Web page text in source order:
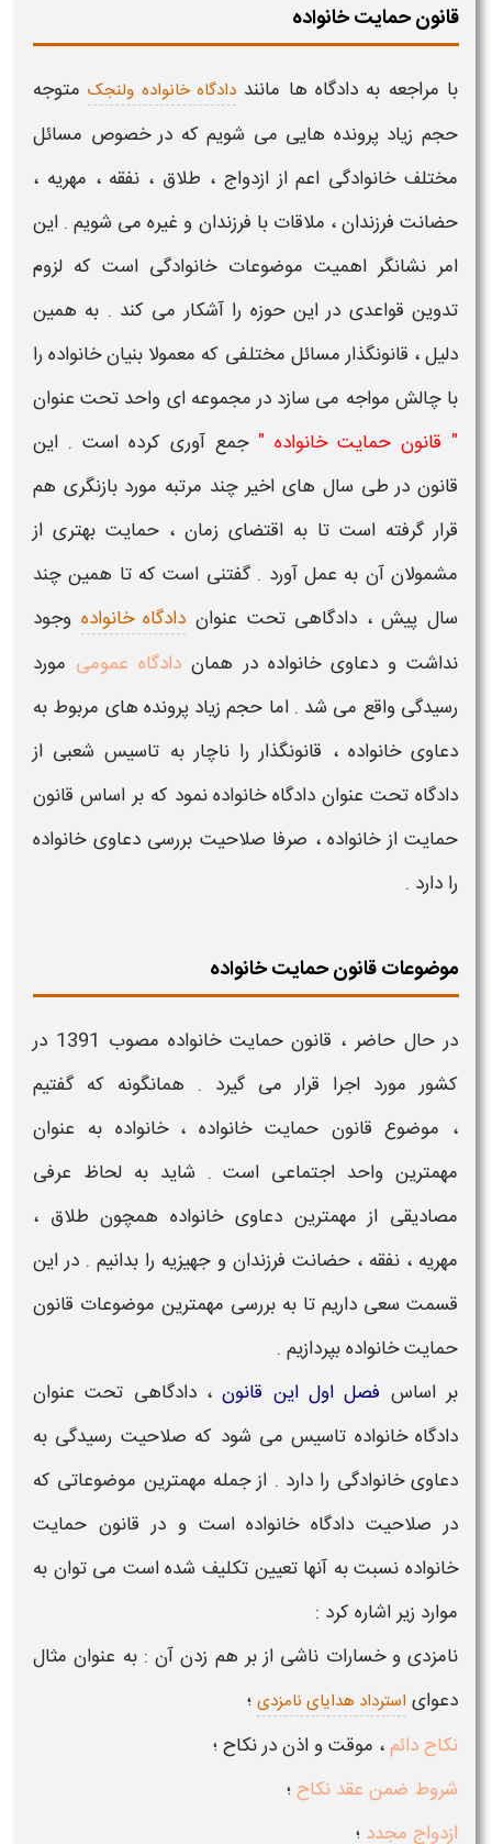
قانون حمایت خانواده
با مراجعه به دادگاه ها مانند دادگاه خانواده ولنجک متوجه
حجم زیاد پرونده هایی می شویم که در خصوص مسائل
مختلف خانوادگی اعم ازازدواج ، طلاق ، نفقه، مهریه ،
حضانت فرزندان، ملاقات با فرزندان و غیره می شویم . این
امر نشانگراهمیت موضوعات خانوادگی است که لزوم
تدوین قواعدی در این حوزه را آشکار می کند . به همین
دلیل ، قانونگذار مسائل مختلفی که معمولا بنیان خانواده را
با چالش مواجه می سازد در مجموعه ای واحد تحت عنوان
" قانون حمایت خانواده "جمع آوری کرده است . این
قانون در طی سال های اخیر چند مرتبه مورد بازنگری هم
قرار گرفته است تا به اقتضای زمان ، حمایت بهتری از
مشمولان آن به عمل آورد . گفتنی است که تا همین چند
سال پیش ، دادگاهی تحت عنوان دادگاه خانواده وجود
نداشت ودعاوی خانواده در همان دادگاه عمومی مورد
رسیدگی واقع می شد . اما حجم زیاد پرونده های مربوط به
دعاوی خانواده ، قانونگذار را ناچار به تاسیس شعبی از
دادگاه تحت عنوان دادگاه خانوادهنمود که بر اساس قانون
حمایت از خانواده، صرفا صلاحیت بررسی دعاوی خانواده
را دارد .
موضوعات قانون حمایت خانواده
در حال حاضر ، قانون حمایت خانواده مصوب 1391
در
کشور مورد اجرا قرار می گیرد . همانگونه که گفتیم
، موضوع قانون حمایت خانواده ، خانواده به عنوان
مهمترین واحد اجتماعی است . شاید به لحاظ عرفی
مصادیقی از مهمترین دعاوی خانواده همچون طلاق ،
مهریه ،نفقه ،حضانت فرزندانوجهیزیه را بدانیم . در این
قسمت سعی داریم تا به بررسی مهمترین موضوعات قانون
حمایت خانوادهبپردازیم .
بر اساس فصل اول این قانون، دادگاهی تحت عنوان
دادگاه خانواده تاسیس می شود که صلاحیت رسیدگی به
دعاوی خانوادگی را دارد . از جمله مهمترین موضوعاتی که
در صلاحیت دادگاه خانواده است و در قانون حمایت
خانواده نسبت به آنها تعیین تکلیف شده است می توان به
موارد زیر اشاره کرد :
نامزدی و خسارات ناشی از بر هم زدن آن : به عنوان مثال
دعوای استرداد هدایای نامزدی ؛
نکاح دائم، موقت و اذن در نکاح ؛
شروط ضمن عقد نکاح؛
ازدواج مجدد ؛